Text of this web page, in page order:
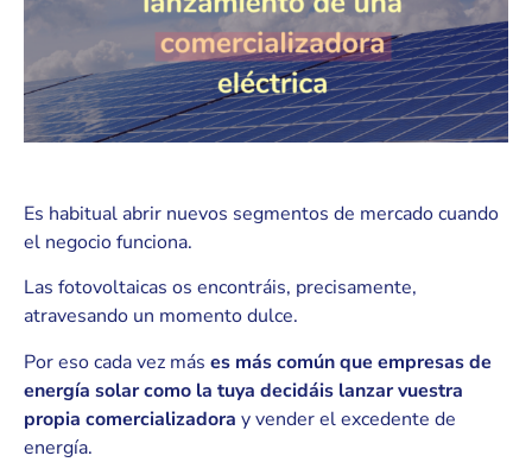
Es habitual abrir nuevos segmentos de mercado cuando
el negocio funciona.
Las fotovoltaicas os encontráis, precisamente,
atravesando un momento dulce.
Por eso cada vez más es más común que empresas de
energía solar como la tuya decidáis lanzar vuestra
propia comercializadora y vender el excedente de
energía.